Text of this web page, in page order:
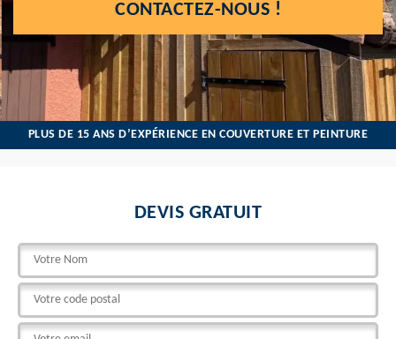
CONTACTEZ-NOUS !
PLUS DE 15 ANS D’EXPÉRIENCE EN COUVERTURE ET PEINTURE
DEVIS GRATUIT